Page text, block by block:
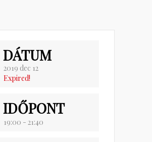
DÁTUM
2019 dec 12
Expired!
IDŐPONT
19:00 - 21:40